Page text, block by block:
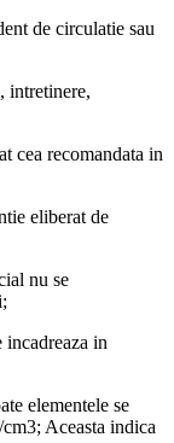
de circulatie sau
intretinere,
cea recomandata in
eliberat de
nu se
incadreaza in
elementele se
Aceasta indica